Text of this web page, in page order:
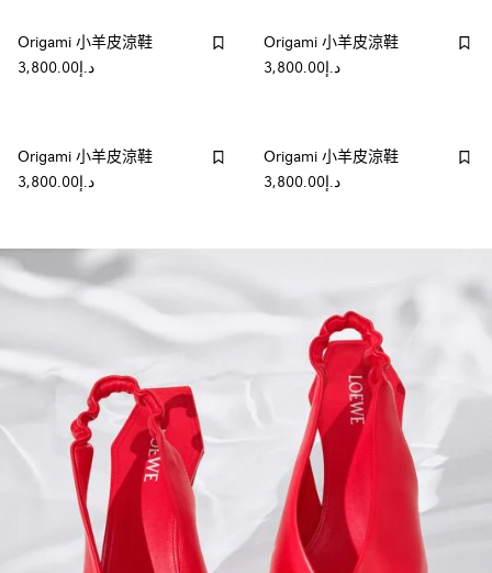
Origami 小羊皮涼鞋
د.إ3,800.00
Origami 小羊皮涼鞋
د.إ3,800.00
Origami 小羊皮涼鞋
د.إ3,800.00
Origami 小羊皮涼鞋
د.إ3,800.00